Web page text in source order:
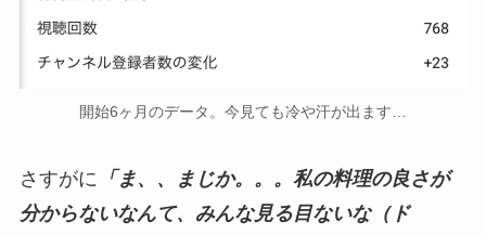
開始6ヶ月のデータ。今見ても冷や汗が出ます…
さすがに 「ま、、まじか。。。私の料理の良さが
分からないなんて、みんな見る目ないな（ド